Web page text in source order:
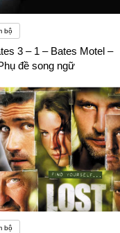
bộ
3 – 1 – Bates Motel –
đề song ngữ
bộ